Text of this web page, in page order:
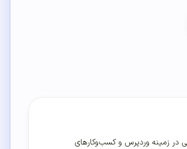
در زمینه وردپرس و کسب‌و‌کارهای